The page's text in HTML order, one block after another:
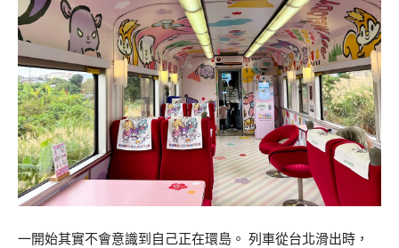
一開始其實不會意識到自己正在環島。 列車從台北滑出時，